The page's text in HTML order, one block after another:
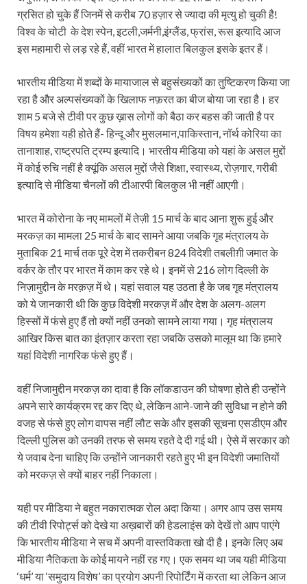
ग्रसित हो चुके हैं जिनमें से करीब 70 हज़ार से ज्यादा की मृत्यु हो चुकी है!
विश्व के चोटी के देश स्पेन, इटली,जर्मनी,इंग्लैंड, फ्रांस, रूस इत्यादि आज
इस महामारी से लड़ रहे हैं, वहीं भारत में हालात बिलकुल इसके इतर हैं।
भारतीय मीडिया में शब्दों के मायाजाल से बहुसंख्यकों का तुष्टिकरण किया जा
रहा है और अल्पसंख्यकों के खिलाफ नफ़रत का बीज बोया जा रहा है। हर
शाम 5 बजे से टीवी पर कुछ ख़ास लोगों को बैठा कर बहस की जाती है पर
विषय हमेशा यही होते हैं- हिन्दू और मुसलमान,पाकिस्तान, नॉर्थ कोरिया का
तानाशाह, राष्ट्रपति ट्रम्प इत्यादि। भारतीय मीडिया को यहां के असल मुद्दों
में कोई रुचि नहीं है क्यूंकि असल मुद्दों जैसे शिक्षा, स्वास्थ्य, रोज़गार, गरीबी
इत्यादि से मीडिया चैनलों की टीआरपी बिलकुल भी नहीं आएगी।
भारत में कोरोना के नए मामलों में तेज़ी 15 मार्च के बाद आना शुरू हुई और
मरकज़ का मामला 25 मार्च के बाद सामने आया जबकि गृह मंत्रालय के
मुताबिक 21 मार्च तक पूरे देश में तकरीबन 824 विदेशी तबलीग़ी जमात के
वर्कर के तौर पर भारत में काम कर रहे थे। इनमें से 216 लोग दिल्ली के
निज़ामुद्दीन के मरक़ज़ में थे। यहां सवाल यह उठता है के जब गृह मंत्रालय
को ये जानकारी थी कि कुछ विदेशी मरकज़ में और देश के अलग-अलग
हिस्सों में फंसे हुए हैं तो क्यों नहीं उनको सामने लाया गया। गृह मंत्रालय
आखिर किस बात का इंतज़ार करता रहा जबकि उसको मालूम था कि हमारे
यहां विदेशी नागरिक फंसे हुए हैं।
वहीं निजामुद्दीन मरकज़ का दावा है कि लॉकडाउन की घोषणा होते ही उन्होंने
अपने सारे कार्यक्रम रद्द कर दिए थे, लेकिन आने-जाने की सुविधा न होने की
वजह से फंसे हुए लोग वापस नहीं लौट सके और इसकी सूचना एसडीएम और
दिल्ली पुलिस को उनकी तरफ से समय रहते दे दी गई थी। ऐसे में सरकार को
ये जवाब देना चाहिए कि उन्होंने जानकारी रहते हुए भी इन विदेशी जमातियों
को मरकज़ से क्यों बाहर नहीं निकाला।
यही पर मीडिया ने बहुत नकारात्मक रोल अदा किया। अगर आप उस समय
की टीवी रिपोर्ट्स को देखे या अख़बारों की हेडलाइंस को देखें तो आप पाएंगे
कि भारतीय मीडिया ने सच में अपनी वास्तविकता खो दी है। इनके लिए अब
मीडिया नैतिकता के कोई मायने नहीं रह गए। एक समय था जब यही मीडिया
‘धर्म’ या ‘समुदाय विशेष’ का प्रयोग अपनी रिपोर्टिंग में करता था लेकिन आज